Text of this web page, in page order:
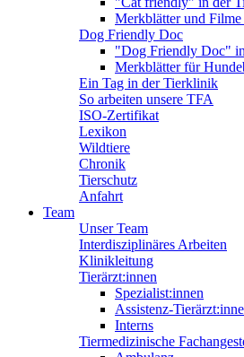
Merkblätter und
Dog Friendly Doc
"Dog Friendly Doc"
Merkblätter für
Ein Tag in der Tierklinik
So arbeiten unsere TFA
ISO-Zertifikat
Lexikon
Wildtiere
Chronik
Tierschutz
Anfahrt
Team
Unser Team
Interdisziplinäres Arbeiten
Klinikleitung
Tierärzt:innen
Spezialist:innen
Assistenz-
Interns
Tiermedizinische